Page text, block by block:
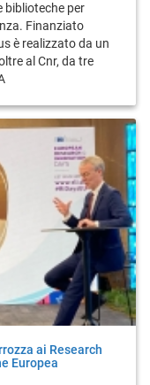
biblioteche per
Finanziato
è realizzato da un
al Cnr, da tre
ai Research
Europea